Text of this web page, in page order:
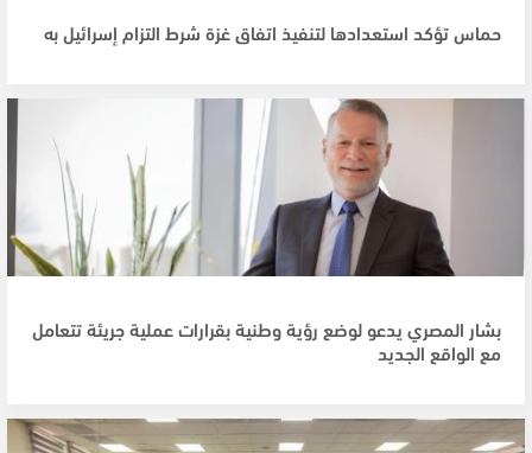
حماس تؤكد استعدادها لتنفيذ اتفاق غزة شرط التزام إسرائيل به
بشار المصري يدعو لوضع رؤية وطنية بقرارات عملية جريئة تتعامل
مع الواقع الجديد